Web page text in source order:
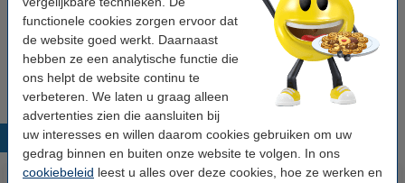
functionele cookies zorgen ervoor dat
de website goed werkt. Daarnaast
hebben ze een analytische functie die
ons helpt de website continu te
verbeteren. We laten u graag alleen
advertenties zien die aansluiten bij
uw interesses en willen daarom cookies gebruiken om uw
gedrag binnen en buiten onze website te volgen. In ons
cookiebeleid leest u alles over deze cookies, hoe ze werken en
123inkt kopieerpapier 1 pak van 500 vellen A4 -
80 g/m²
€ 7,25
Populaire producten